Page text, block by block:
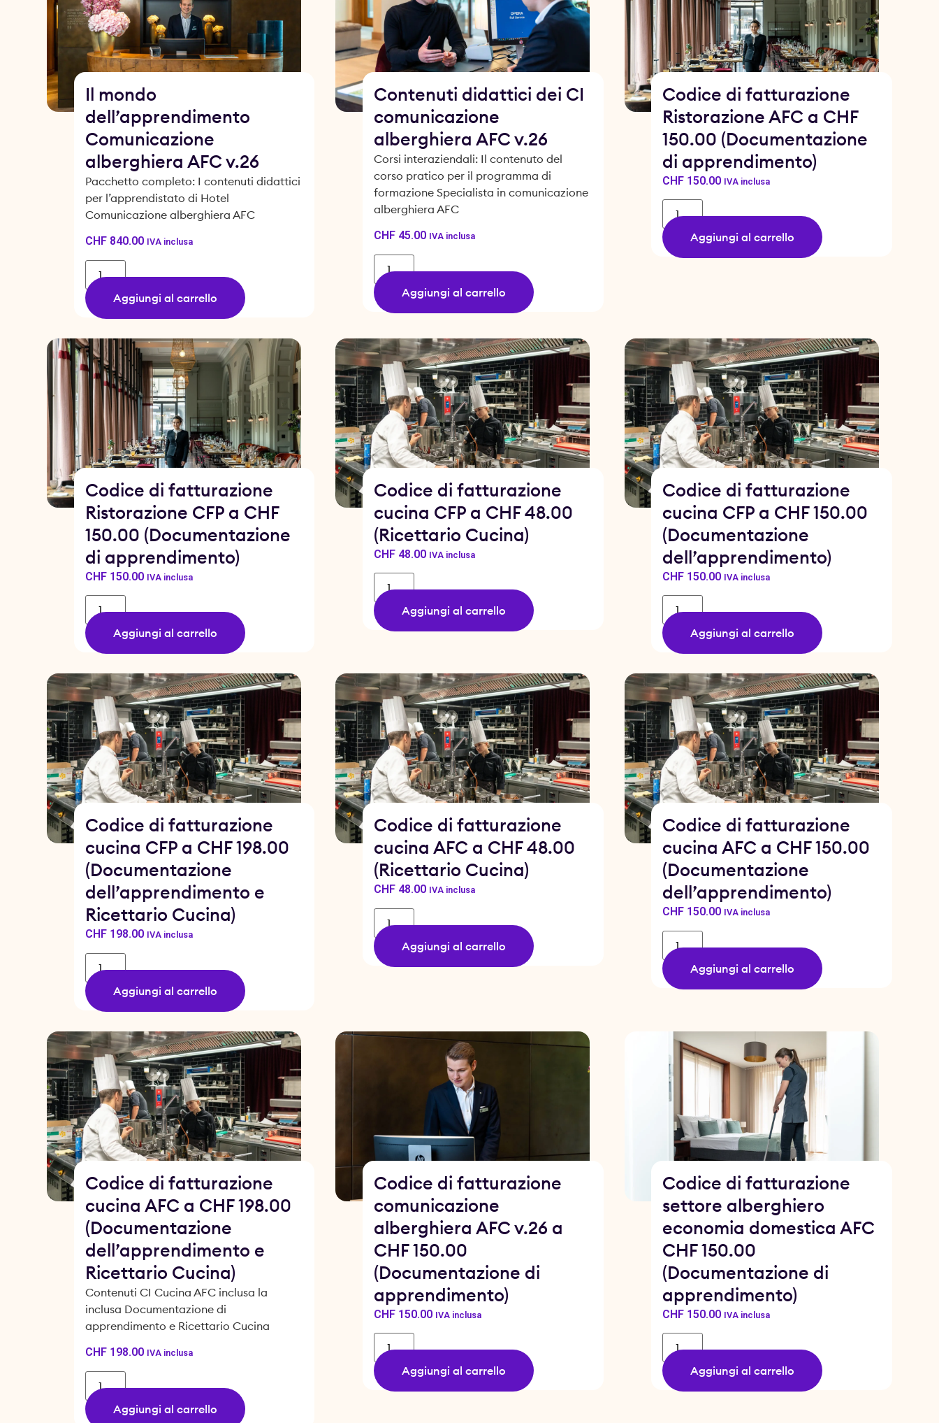
Il mondo
dell’apprendimento
Comunicazione
alberghiera AFC v.26
Pacchetto completo: I contenuti didattici
per l’apprendistato di Hotel
Comunicazione alberghiera AFC
CHF840.00 IVA inclusa
Aggiungi al carrello
Contenuti didattici dei CI
comunicazione
alberghiera AFC v.26
Corsi interaziendali: Il contenuto del
corso pratico per il programma di
formazione Specialista in comunicazione
alberghiera AFC
CHF45.00 IVA inclusa
Aggiungi al carrello
Codice di fatturazione
Ristorazione AFC a CHF
150.00 (Documentazione
di apprendimento)
CHF150.00 IVA inclusa
Aggiungi al carrello
Codice di fatturazione
Ristorazione CFP a CHF
150.00 (Documentazione
di apprendimento)
CHF150.00 IVA inclusa
Aggiungi al carrello
Codice di fatturazione
cucina CFP a CHF 48.00
(Ricettario Cucina)
CHF48.00 IVA inclusa
Aggiungi al carrello
Codice di fatturazione
cucina CFP a CHF 150.00
(Documentazione
dell’apprendimento)
CHF150.00 IVA inclusa
Aggiungi al carrello
Codice di fatturazione
cucina CFP a CHF 198.00
(Documentazione
dell’apprendimento e
Ricettario Cucina)
CHF198.00 IVA inclusa
Aggiungi al carrello
Codice di fatturazione
cucina AFC a CHF 48.00
(Ricettario Cucina)
CHF48.00 IVA inclusa
Aggiungi al carrello
Codice di fatturazione
cucina AFC a CHF 150.00
(Documentazione
dell’apprendimento)
CHF150.00 IVA inclusa
Aggiungi al carrello
Codice di fatturazione
cucina AFC a CHF 198.00
(Documentazione
dell’apprendimento e
Ricettario Cucina)
Contenuti CI Cucina AFC inclusa la
inclusa Documentazione di
apprendimento e Ricettario Cucina
CHF198.00 IVA inclusa
Aggiungi al carrello
Codice di fatturazione
comunicazione
alberghiera AFC v.26 a
CHF 150.00
(Documentazione di
apprendimento)
CHF150.00 IVA inclusa
Aggiungi al carrello
Codice di fatturazione
settore alberghiero
economia domestica AFC
CHF 150.00
(Documentazione di
apprendimento)
CHF150.00 IVA inclusa
Aggiungi al carrello